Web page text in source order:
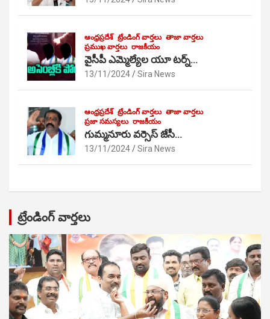
ఆంధ్రప్రదేశ్ ట్రేండింగ్ వార్తలు తాజా వార్తలు
ప్రముఖ వార్తలు రాజకీయం
వైసీపీ ఎమ్మెల్యేల యూ టర్న్…
13/11/2024 Sira News
ఆంధ్రప్రదేశ్ ట్రేండింగ్ వార్తలు తాజా వార్తలు
ప్రజా సమస్యలు రాజకీయం
గుమ్మనూరు వర్సెస్ జేసీ…
13/11/2024 Sira News
ట్రేండింగ్ వార్తలు